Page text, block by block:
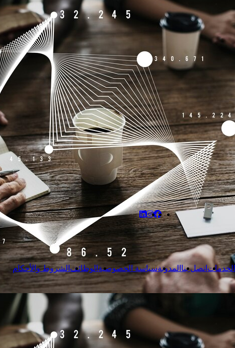
الخدمات اتصل بنا المدونةسياسة الخصوصيةالوظائف الشروط والأحكام